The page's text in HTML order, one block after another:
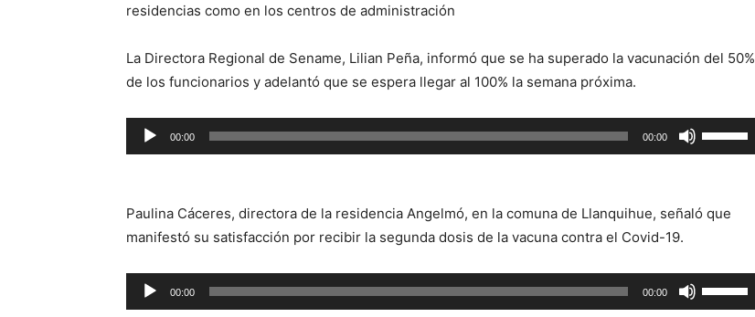
residencias como en los centros de administración
La Directora Regional de Sename, Lilian Peña, informó que se ha superado la vacunación del 50%
de los funcionarios y adelantó que se espera llegar al 100% la semana próxima.
Reproductor
de
00:00 00:00
las
flecha
para
aumentar
Paulina Cáceres, directora de la residencia Angelmó, en la comuna de Llanquihue, señaló que
manifestó su satisfacción por recibir la segunda dosis de la vacuna contra el Covid-19.
Reproductor
de
00:00 00:00
las